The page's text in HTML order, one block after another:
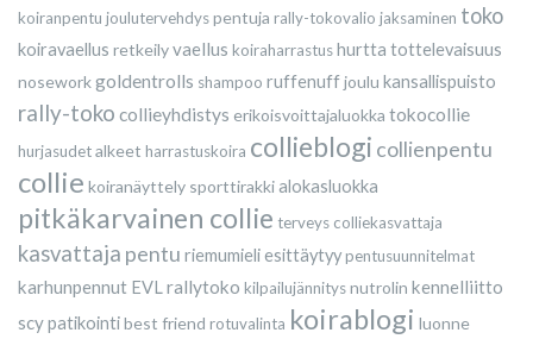
koiranpentu joulutervehdyspentuja rally-tokovalio jaksaminen toko
koiravaellus retkeilyvaellus koiraharrastushurtta tottelevaisuus
noseworkgoldentrolls shampoo ruffenuffjoulu kansallispuisto
rally-toko collieyhdistys erikoisvoittajaluokka tokocollie
hurjasudetalkeet harrastuskoira collieblogi collienpentu
collie koiranäyttely sporttirakkialokasluokka
pitkäkarvainen collie terveys colliekasvattaja
kasvattaja pentu riemumieli esittäytyypentusuunnitelmat
karhunpennut EVLrallytoko kilpailujännitysnutrolin kennelliitto
scypatikointibest friend rotuvalinta koirablogi luonne